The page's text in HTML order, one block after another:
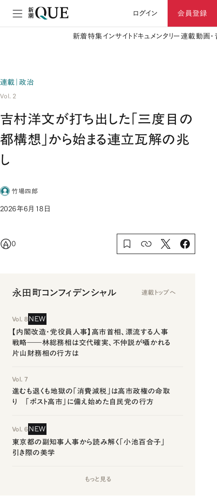
ログイン 会員登録
新着特集 インサイト ドキュメンタリー 連載動画
連載｜政治
Vol. 2
吉村洋文が打ち出した「三度目の
都構想」から始まる連立瓦解の兆
し
竹場四郎
2026年6月18日
0
永田町コンフィデンシャル 連載トップへ
Vol. 8 NEW
【内閣改造・党役員人事】高市首相、漂流する人事
戦略――林総務相は交代確実、不仲説が囁かれる
片山財務相の行方は
Vol. 7
進むも退くも地獄の「消費減税」は高市政権の命取
り 「ポスト高市」に備え始めた自民党の行方
Vol. 6 NEW
東京都の副知事人事から読み解く「小池百合子」
引き際の美学
もっと見る